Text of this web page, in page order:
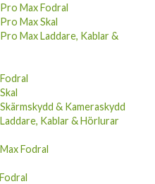
Max Fodral
Max Skal
Max Laddare, Kablar &
& Kameraskydd
Kablar & Hörlurar
Fodral